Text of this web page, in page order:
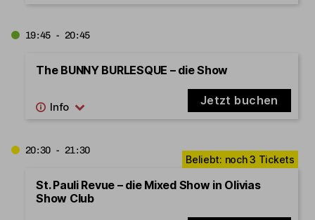
19:45 - 20:45
The BUNNY BURLESQUE – die Show
Jetzt buchen
20:30 - 21:30
St. Pauli Revue – die Mixed Show in Olivias
Show Club